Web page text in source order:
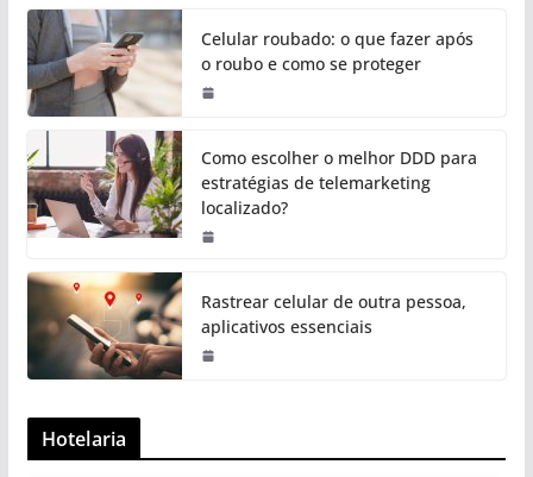
Celular roubado: o que fazer após
o roubo e como se proteger
Como escolher o melhor DDD para
estratégias de telemarketing
localizado?
Rastrear celular de outra pessoa,
aplicativos essenciais
Hotelaria